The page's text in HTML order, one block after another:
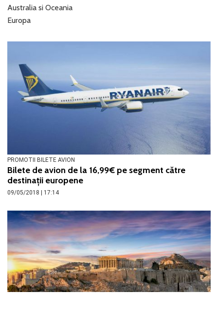
Australia si Oceania
Europa
PROMOTII BILETE AVION
Bilete de avion de la 16,99€ pe segment către
destinații europene
09/05/2018 | 17:14